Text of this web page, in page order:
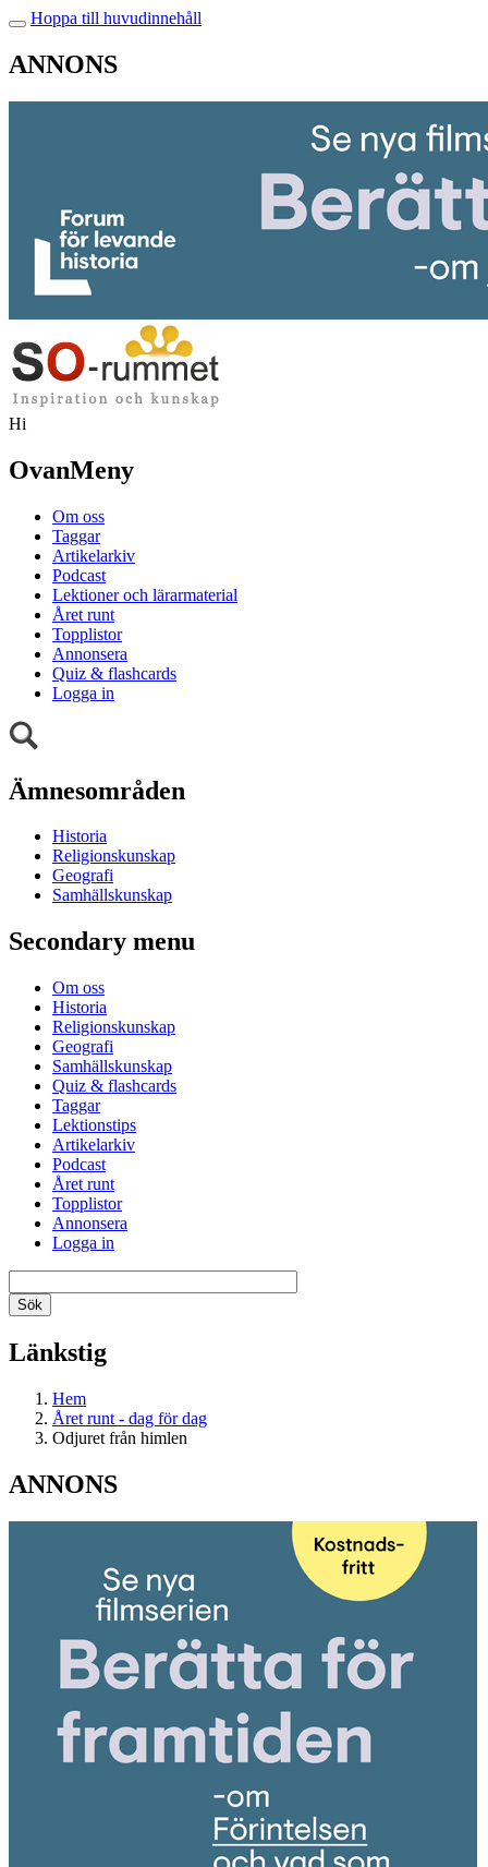
Hoppa till huvudinnehåll
ANNONS
Hi
OvanMeny
Om oss
Taggar
Artikelarkiv
Podcast
Lektioner och lärarmaterial
Året runt
Topplistor
Annonsera
Quiz & flashcards
Logga in
Ämnesområden
Historia
Religionskunskap
Geografi
Samhällskunskap
Secondary menu
Om oss
Historia
Religionskunskap
Geografi
Samhällskunskap
Quiz & flashcards
Taggar
Lektionstips
Artikelarkiv
Podcast
Året runt
Topplistor
Annonsera
Logga in
Länkstig
Hem
Året runt - dag för dag
Odjuret från himlen
ANNONS